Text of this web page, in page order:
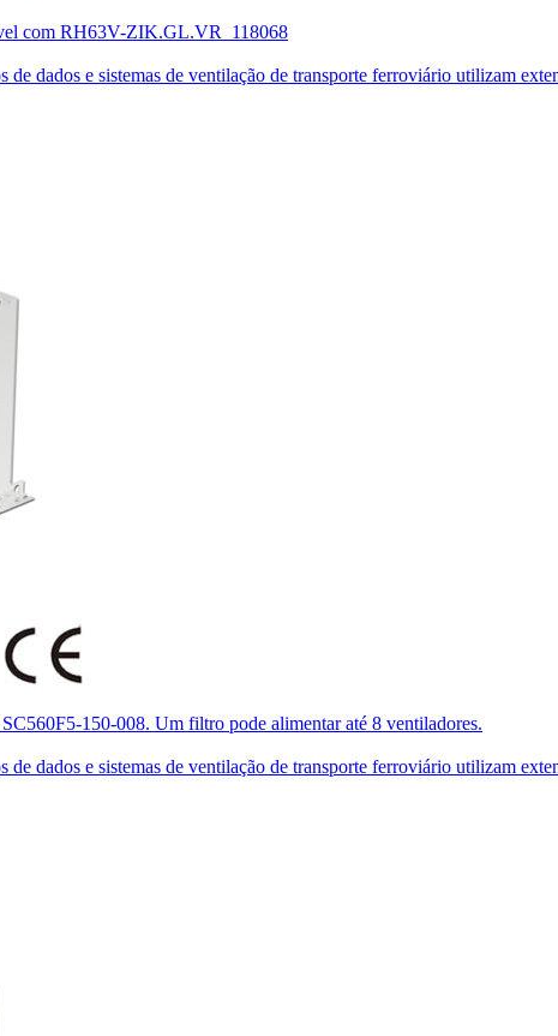
com RH63V-ZIK.GL.VR_118068
dados e sistemas de ventilação de transporte ferroviário utilizam
150-008. Um filtro pode alimentar até 8 ventiladores.
dados e sistemas de ventilação de transporte ferroviário utilizam